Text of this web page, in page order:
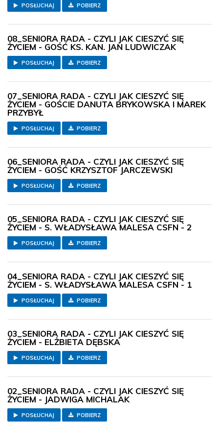
POSŁUCHAJ POBIERZ
08_SENIORA RADA - CZYLI JAK CIESZYĆ SIĘ
ŻYCIEM - GOŚĆ KS. KAN. JAN LUDWICZAK
POSŁUCHAJ POBIERZ
07_SENIORA RADA - CZYLI JAK CIESZYĆ SIĘ
ŻYCIEM - GOŚCIE DANUTA BRYKOWSKA I MAREK
PRZYBYŁ
POSŁUCHAJ POBIERZ
06_SENIORA RADA - CZYLI JAK CIESZYĆ SIĘ
ŻYCIEM - GOŚĆ KRZYSZTOF JARCZEWSKI
POSŁUCHAJ POBIERZ
05_SENIORA RADA - CZYLI JAK CIESZYĆ SIĘ
ŻYCIEM - S. WŁADYSŁAWA MALESA CSFN - 2
POSŁUCHAJ POBIERZ
04_SENIORA RADA - CZYLI JAK CIESZYĆ SIĘ
ŻYCIEM - S. WŁADYSŁAWA MALESA CSFN - 1
POSŁUCHAJ POBIERZ
03_SENIORA RADA - CZYLI JAK CIESZYĆ SIĘ
ŻYCIEM - ELŻBIETA DĘBSKA
POSŁUCHAJ POBIERZ
02_SENIORA RADA - CZYLI JAK CIESZYĆ SIĘ
ŻYCIEM - JADWIGA MICHALAK
POSŁUCHAJ POBIERZ